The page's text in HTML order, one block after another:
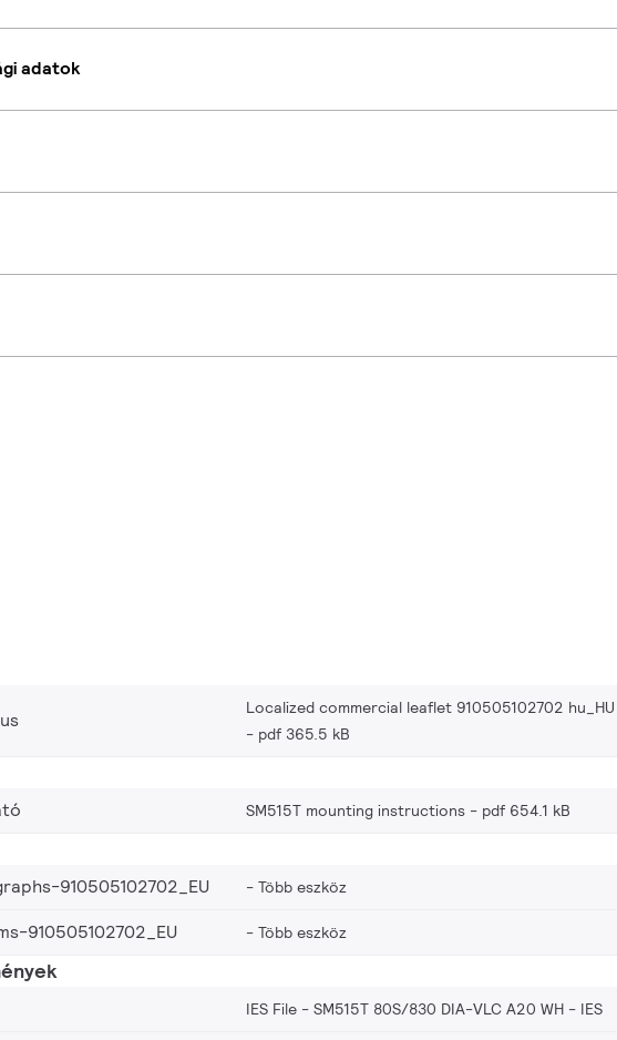
adatok
Localized commercial leaflet 910505102702 hu_HU
pdf 365.5 kB
SM515T mounting instructions pdf 654.1 kB
910505102702_EU Több eszköz
910505102702_EU
Több eszköz
IES File - SM515T 80S/830 DIA-VLC A20 WH IES